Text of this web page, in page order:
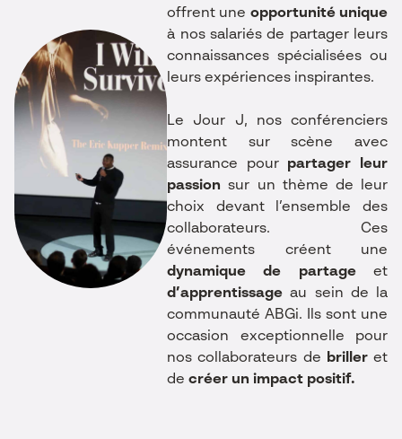
offrent une opportunité unique
à nos salariés de partager leurs
connaissances spécialisées ou
leurs expériences inspirantes.
Le Jour J, nos conférenciers
montent sur scène avec
assurance pour partager leur
passion sur un thème de leur
choix devant l’ensemble des
collaborateurs. Ces
événements créent une
dynamique de partageet
d’apprentissage au sein de la
communauté ABGi. Ils sont une
occasion exceptionnelle pour
nos collaborateurs de
briller et
de créer un impact positif.